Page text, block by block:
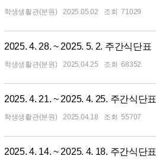
학생생활관(분원) 2025.05.02 71029
2025. 4. 28. ~ 2025. 5. 2. 주간식단표
학생생활관(분원) 2025.04.25 68352
2025. 4. 21. ~ 2025. 4. 25. 주간식단표
학생생활관(분원) 2025.04.18 55707
2025. 4. 14. ~ 2025. 4. 18. 주간식단표